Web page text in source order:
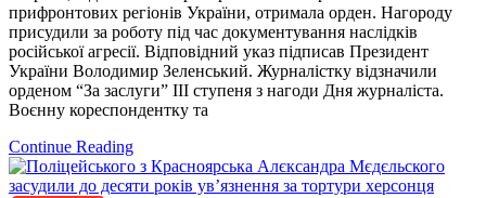
прифронтових регіонів України, отримала орден. Нагороду
присудили за роботу під час документування наслідків
російської агресії. Відповідний указ підписав Президент
України Володимир Зеленський. Журналістку відзначили
орденом “За заслуги” III ступеня з нагоди Дня журналіста.
Воєнну кореспондентку та
Continue Reading